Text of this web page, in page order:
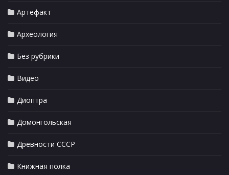
Артефакт
Археология
Без рубрики
Видео
Диоптра
Домонгольская
Древности СССР
Книжная полка